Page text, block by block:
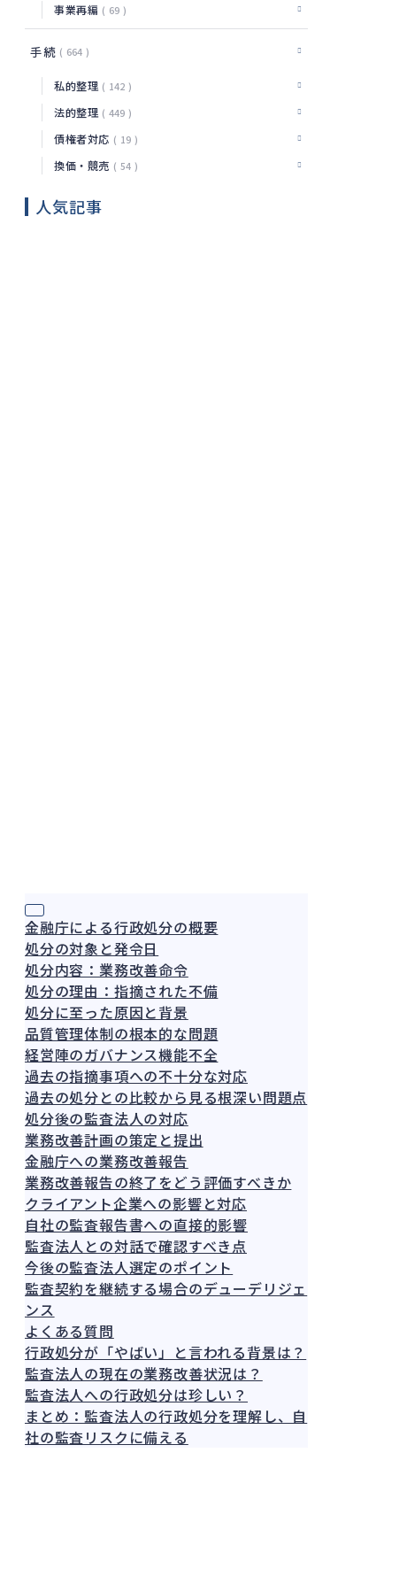
事業再編 69
手続 664
私的整理 142
法的整理 449
債権者対応 19
換価・競売 54
人気記事
金融庁による行政処分の概要
処分の対象と発令日
処分内容：業務改善命令
処分の理由：指摘された不備
処分に至った原因と背景
品質管理体制の根本的な問題
経営陣のガバナンス機能不全
過去の指摘事項への不十分な対応
過去の処分との比較から見る根深い問題点
処分後の監査法人の対応
業務改善計画の策定と提出
金融庁への業務改善報告
業務改善報告の終了をどう評価すべきか
クライアント企業への影響と対応
自社の監査報告書への直接的影響
監査法人との対話で確認すべき点
今後の監査法人選定のポイント
監査契約を継続する場合のデューデリジェ
ンス
よくある質問
行政処分が「やばい」と言われる背景は？
監査法人の現在の業務改善状況は？
監査法人への行政処分は珍しい？
まとめ：監査法人の行政処分を理解し、自
社の監査リスクに備える